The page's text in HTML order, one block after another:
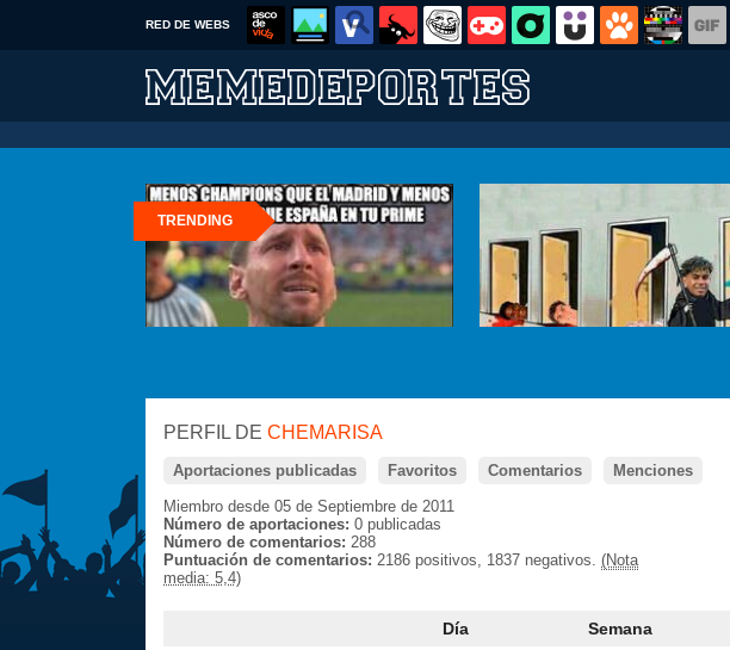
RED DE WEBS
TRENDING
PERFIL DE CHEMARISA
Aportaciones publicadas Favoritos Comentarios
Menciones
Miembro desde 05 de Septiembre de 2011
Número de aportaciones: 0 publicadas
Número de comentarios: 288
Puntuación de comentarios: 2186 positivos, 1837 negativos. (Nota
media: 5,4)
Día Semana